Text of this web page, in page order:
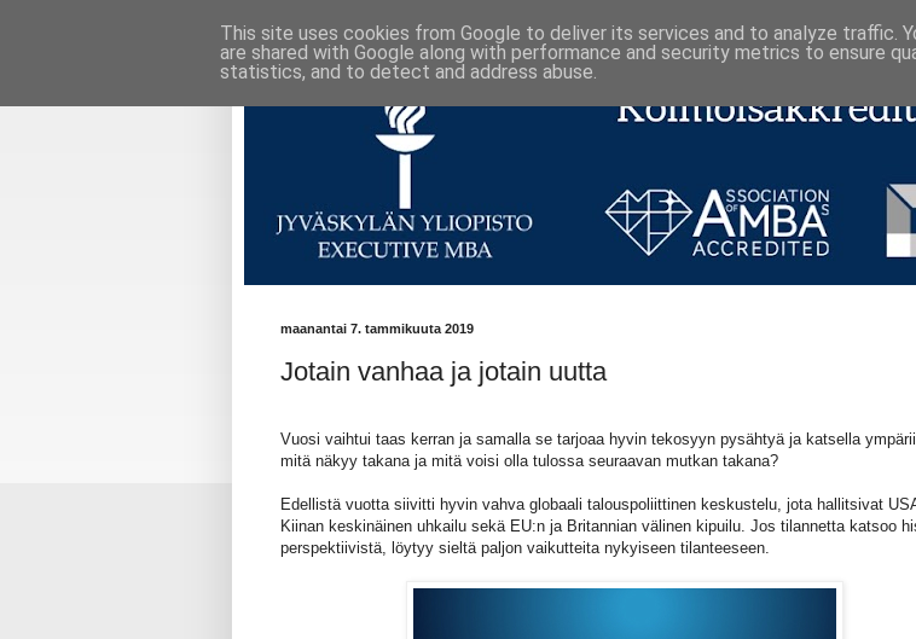
maanantai 7. tammikuuta 2019
Jotain vanhaa ja jotain uutta
Vuosi vaihtui taas kerran ja samalla se tarjoaa hyvin tekosyyn pysähtyä ja katsella
mitä näkyy takana ja mitä voisi olla tulossa seuraavan mutkan takana?
Edellistä vuotta siivitti hyvin vahva globaali talouspoliittinen keskustelu, jota hallitsivat
Kiinan keskinäinen uhkailu sekä EU:n ja Britannian välinen kipuilu. Jos tilannetta katsoo
perspektiivistä, löytyy sieltä paljon vaikutteita nykyiseen tilanteeseen.
This site uses cookies from Google to deliver its services and to analyze traffic.
are shared with Google along with performance and security metrics to ensure
statistics, and to detect and address abuse.